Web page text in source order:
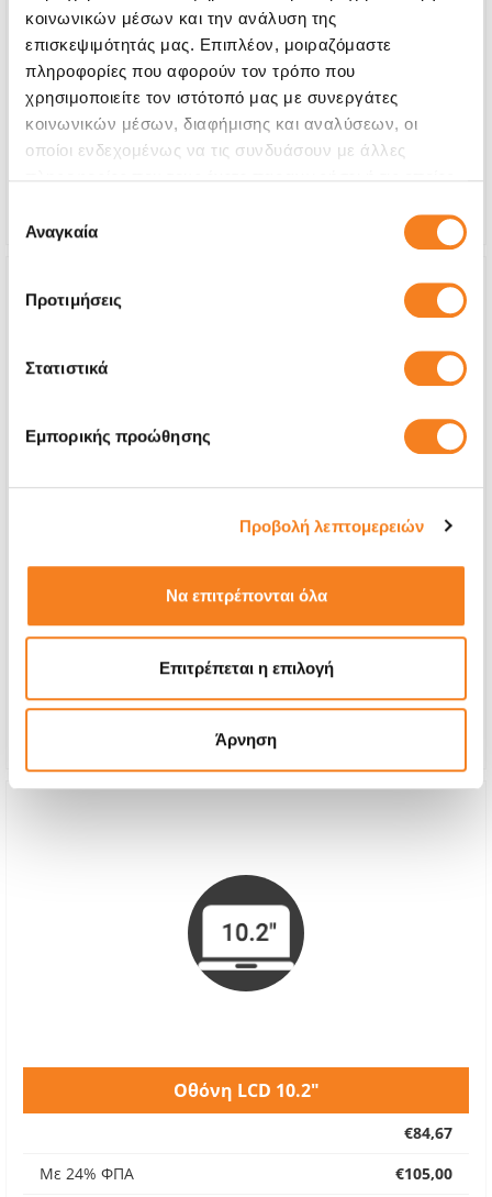
κοινωνικών μέσων και την ανάλυση της
επισκεψιμότητάς μας. Επιπλέον, μοιραζόμαστε
πληροφορίες που αφορούν τον τρόπο που
χρησιμοποιείτε τον ιστότοπό μας με συνεργάτες
κοινωνικών μέσων, διαφήμισης και αναλύσεων, οι
οποίοι ενδεχομένως να τις συνδυάσουν με άλλες
των υπηρεσιών τους.
συγκατάθεσης
Αναγκαία
Προτιμήσεις
Στατιστικά
Εμπορικής προώθησης
Προβολή λεπτομερειών
Να επιτρέπονται όλα
Επιτρέπεται η επιλογή
Άρνηση
Οθόνη LCD 8.9"
Με 24% ΦΠΑ
€105,00
Οθόνη LCD 10.1"
Οθόνη LCD 10.2"
€84,67
Με 24% ΦΠΑ
€105,00